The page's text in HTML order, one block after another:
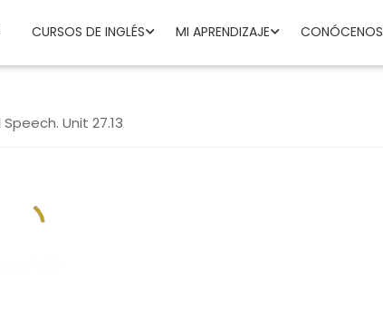
CURSOS DE INGLÉS MI APRENDIZAJE CONÓCENOS
Unit 27.13